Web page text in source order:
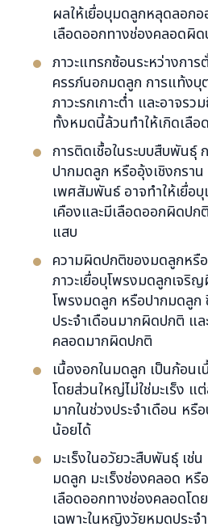
ผลให้เยื่อบุมดลูกหลุดลอกอ
เลือดออกทางช่องคลอดผิ
ภาวะแทรกซ้อนระหว่างการ
ครรภ์นอกมดลูก การแท้ง
ภาวะรกเกาะต่ำ และอาจร
ทั้งหมดนี้ล้วนทำให้เกิดเลื
การติดเชื้อในระบบสืบพันธุ์
ปากมดลูก หรืออุ้งเชิงกรา
เพศสัมพันธ์ อาจทำให้เยื่อบุ
เคืองและมีเลือดออกผิดปก
แสบ
ความผิดปกติของมดลูกหรื
ภาวะเยื่อบุโพรงมดลูกเจริ
โพรงมดลูก หรือปากมดลูก
ประจำเดือนมากผิดปกติ แ
คลอดมากผิดปกติ
เนื้องอกในมดลูก เป็นก้อน
โดยส่วนใหญ่ไม่ใช่มะเร็ง แ
มากในช่วงประจำเดือน ห
น้อยได้
มะเร็งในอวัยวะสืบพันธุ์ เช่
มดลูก มะเร็งช่องคลอด หรื
เลือดออกทางช่องคลอดโด
เฉพาะในหญิงวัยหมดประจ